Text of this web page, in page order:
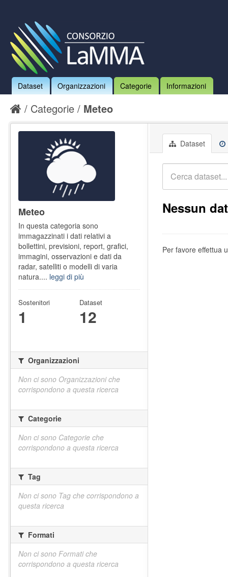
Dataset Organizzazioni Categorie Informazioni
Categorie Meteo
Dataset
Nessun
Per favore effettua
Meteo
In questa categoria sono
immagazzinati i dati relativi a
bollettini, previsioni, report, grafici,
immagini, osservazioni e dati da
radar, satelliti o modelli di varia
natura.... leggi di più
Sostenitori
1
Dataset
12
Organizzazioni
Non ci sono Organizzazioni che
corrispondono a questa ricerca
Categorie
Non ci sono Categorie che
corrispondono a questa ricerca
Tag
Non ci sono Tag che corrispondono a
questa ricerca
Formati
Non ci sono Formati che
corrispondono a questa ricerca